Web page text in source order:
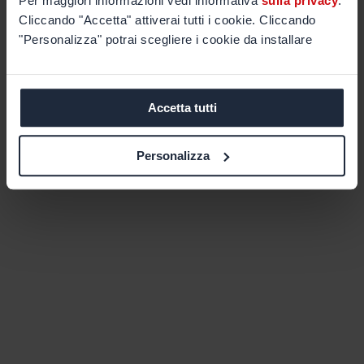
Cliccando "Accetta" attiverai tutti i cookie. Cliccando
"Personalizza" potrai scegliere i cookie da installare
Accetta tutti
Personalizza